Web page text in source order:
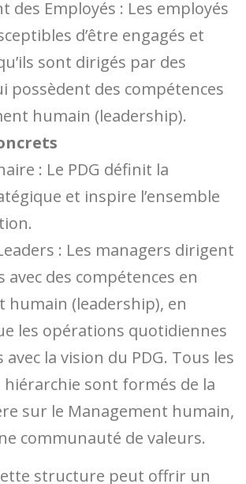
des Employés : Les employés
d’être engagés et
sont dirigés par des
possèdent des compétences
humain (leadership).
: Le PDG définit la
et inspire l’ensemble
: Les managers dirigent
avec des compétences en
humain (leadership), en
les opérations quotidiennes
la vision du PDG. Tous les
hiérarchie sont formés de la
sur le Management humain,
communauté de valeurs.
structure peut offrir un